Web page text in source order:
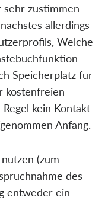
zustimmen
allerdings
Welche
Speicherplatz fur
kostenfreien
kein Kontakt
Anfang.
(zum
des
entweder ein